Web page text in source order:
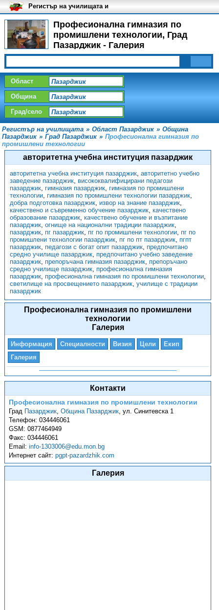
Професионална гимназия по
промишлени технологии, Град
Пазарджик - Галерия
Регистър на училищата и
университетите в България
Област
Община
Град/село
Регистър на училищата » Област Пазарджик » Община
Пазарджик » Град Пазарджик » Професионална гимназия по
промишлени технологии
авторитетна учебна институция пазарджик
авторитетна учебна институция пазарджик, авторитетно учебно
заведение пазарджик, висококвалифицирани педагози
пазарджик, гимназия пазарджик, гимназия по промишлени
технологии, гимназия по промишлени технологии пазарджик,
добра подготовка пазарджик, извор на знание пазарджик,
качествено и съвременно обучение пазарджик, качествено
образование пазарджик, качествено обучение и възпитание
пазарджик, огнище на национални традиции пазарджик,
пазарджик, пг пазарджик, пг по промишлени технологии, пг по
промишлени технологии пазарджик, пг по пт пазарджик, пгпт
пазарджик, педагози с богат опит пазарджик, предпочитано
средно училище пазарджик, предпочитано учебно заведение
пазарджик, препоръчана гимназия пазарджик, препоръчано
средно училище пазарджик, професионална гимназия
пазарджик, професионална гимназия по промишлени технологии,
светилище на просвещението пазарджик, училище с традиции
пазарджик
Професионална гимназия по промишлени
технологии
Галерия
Информация Специалности Визия Цели
Екип
Галерия
Контакти
Професионална гимназия по промишлени технологии
Град Пазарджик,Община Пазарджик,ул. Синитевска 1
Телефон:034446061
GSM:0877464949
Факс:034446061
Email:info-1303006@edu.mon.bg
Интернет сайт:pgpt-pazardzhik.com
Галерия